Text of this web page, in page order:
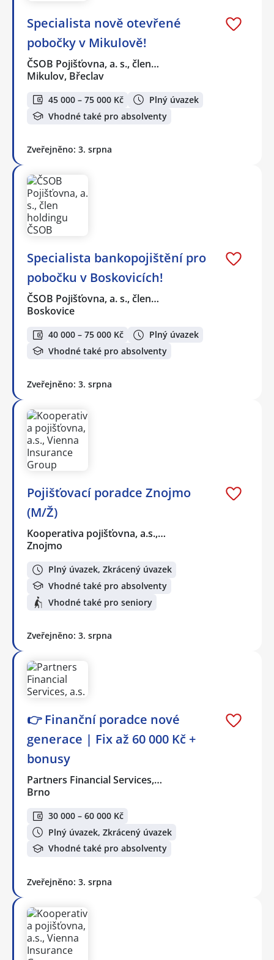
Specialista nově otevřené
pobočky v Mikulově!
ČSOB Pojišťovna, a. s., člen…
Mikulov, Břeclav
45 000 – 75 000 Kč
Plný úvazek
Vhodné také pro absolventy
Zveřejněno: 3. srpna
Specialista bankopojištění pro
pobočku v Boskovicích!
ČSOB Pojišťovna, a. s., člen…
Boskovice
40 000 – 75 000 Kč
Plný úvazek
Vhodné také pro absolventy
Zveřejněno: 3. srpna
Pojišťovací poradce Znojmo
(M/Ž)
Kooperativa pojišťovna, a.s.,…
Znojmo
Plný úvazek, Zkrácený úvazek
Vhodné také pro absolventy
Vhodné také pro seniory
Zveřejněno: 3. srpna
👉 Finanční poradce nové
generace | Fix až 60 000 Kč +
bonusy
Partners Financial Services,…
Brno
30 000 – 60 000 Kč
Plný úvazek, Zkrácený úvazek
Vhodné také pro absolventy
Zveřejněno: 3. srpna